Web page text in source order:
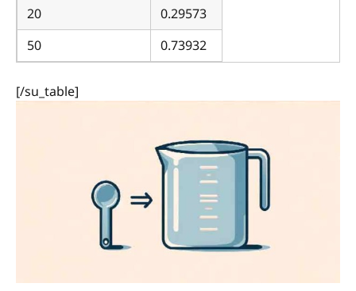
20
0.29573
50
0.73932
[/su_table]